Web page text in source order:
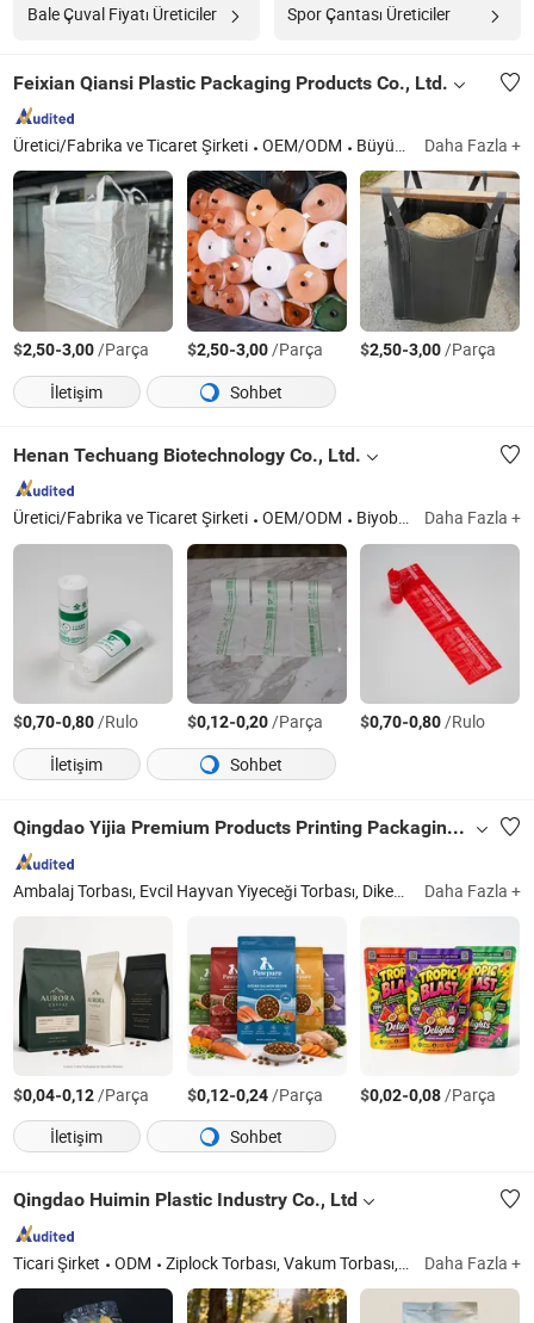
Bale Çuval Fiyatı Üreticiler Spor Çantası Üreticiler
Feixian Qiansi Plastic Packaging Products Co., Ltd.
Üretici/Fabrika ve Ticaret Şirketi OEM/ODM Büyük Torba, Jumbo Torba, Hacimli Torba Daha Fazla +
$2,50-3,00/Parça $2,50-3,00/Parça $2,50-3,00/Parça
İletişim
Sohbet
Henan Techuang Biotechnology Co., Ltd.
Üretici/Fabrika ve Ticaret Şirketi OEM/ODM Biyobozunur Köpek Dışkısı Poşeti, Biyobozunur Çöp Poşeti, Biyobozunur Posta Poşeti, Biyobozunur Giysi Poşeti Daha Fazla +
$0,70-0,80/Rulo $0,12-0,20/Parça $0,70-0,80/Rulo
İletişim
Sohbet
Qingdao Yijia Premium Products Printing Packaging Co., Ltd.
Ambalaj Torbası, Evcil Hayvan Yiyeceği Torbası, Dikey Torba, Kahve Torbası, Musluklu Torba, Gıda Ambalaj Torbası, Mylar Torbası Daha Fazla +
$0,04-0,12/Parça $0,12-0,24/Parça $0,02-0,08/Parça
İletişim
Sohbet
Qingdao Huimin Plastic Industry Co., Ltd
Ticari Şirket ODM Ziplock Torbası, Vakum Torbası, Mylar Torbası Daha Fazla +